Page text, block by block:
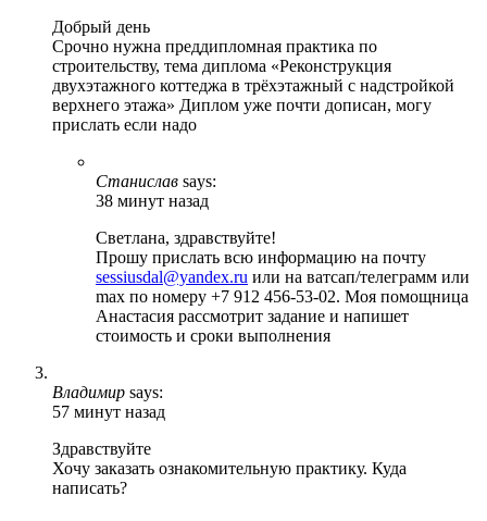
Добрый день
Срочно нужна преддипломная практика по
строительству, тема диплома «Реконструкция
двухэтажного коттеджа в трёхэтажный с надстройкой
верхнего этажа» Диплом уже почти дописан, могу
прислать если надо
Станислав says:
38 минут назад
Светлана, здравствуйте!
Прошу прислать всю информацию на почту
sessiusdal@yandex.ru или на ватсап/телеграмм или
max по номеру +7 912 456-53-02. Моя помощница
Анастасия рассмотрит задание и напишет
стоимость и сроки выполнения
Владимир says:
57 минут назад
Здравствуйте
Хочу заказать ознакомительную практику. Куда
написать?